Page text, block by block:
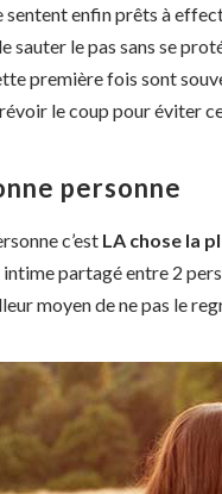
sentent enfin prêts à
sauter le pas sans se
première fois sont
le coup pour éviter
personne
c’est LA chose la
partagé entre 2
moyen de ne pas le